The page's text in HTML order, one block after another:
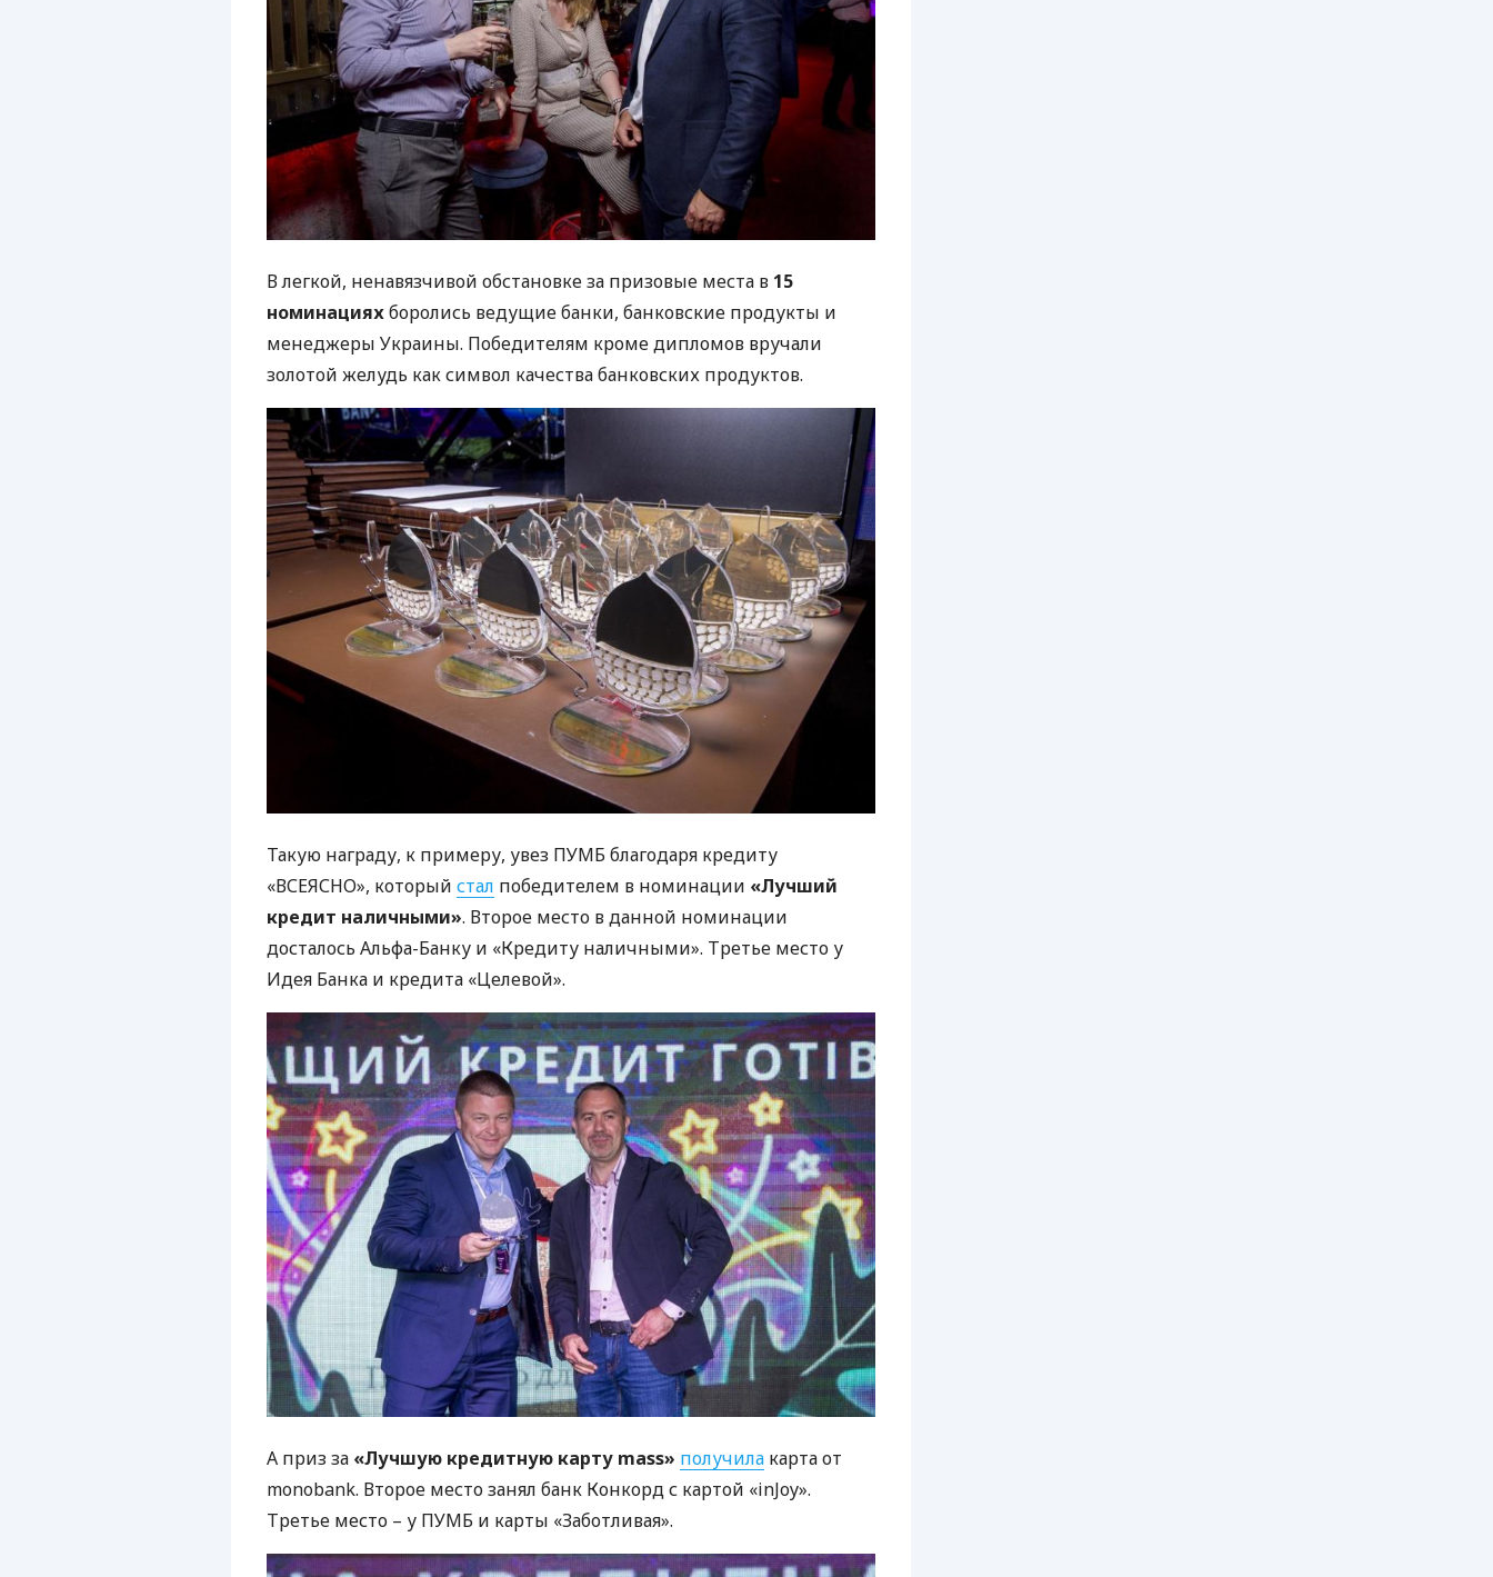
В легкой, ненавязчивой обстановке за призовые места в 15
номинацияхборолись ведущие банки, банковские продукты и
менеджеры Украины. Победителям кроме дипломов вручали
золотой желудь как символ качества банковских продуктов.
Такую награду, к примеру, увез ПУМБблагодаря кредиту
«ВСЕЯСНО», который стал победителем в номинации «Лучший
кредит наличными». Второе место в данной номинации
досталось Альфа-Банку и «Кредиту наличными». Третье место у
Идея Банка и кредита «Целевой».
А приз за «Лучшую кредитную карту mass» получила карта от
monobank. Второе место занял банк Конкорд с картой «inJoy».
Третье место – у ПУМБ и карты «Заботливая».